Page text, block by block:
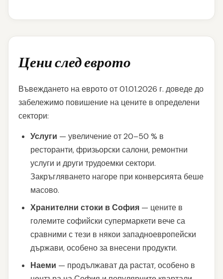
Цени след еврото
Въвеждането на еврото от 01.01.2026 г. доведе до
забележимо повишение на цените в определени
сектори:
Услуги — увеличение от 20–50 % в
ресторанти, фризьорски салони, ремонтни
услуги и други трудоемки сектори.
Закръгляването нагоре при конверсията беше
масово.
Хранителни стоки в София — цените в
големите софийски супермаркети вече са
сравними с тези в някои западноевропейски
държави, особено за внесени продукти.
Наеми — продължават да растат, особено в